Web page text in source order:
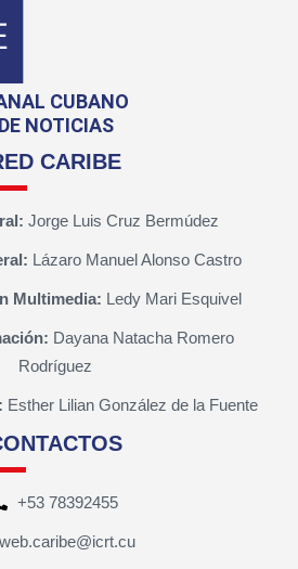
CUBANO
DE NOTICIAS
CARIBE
Jorge Luis Cruz Bermúdez
Lázaro Manuel Alonso Castro
Multimedia: Ledy Mari Esquivel
Dayana Natacha Romero
Rodríguez
Esther Lilian González de la Fuente
+53 78392455
web.caribe@icrt.cu